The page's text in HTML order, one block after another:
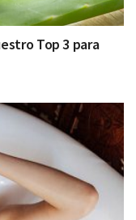
Top 3 para